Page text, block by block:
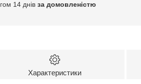
14 днів за домовленістю
Характеристики